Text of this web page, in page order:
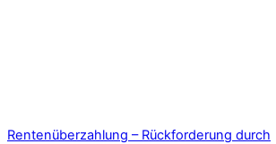
Rentenüberzahlung – Rückforderung durch